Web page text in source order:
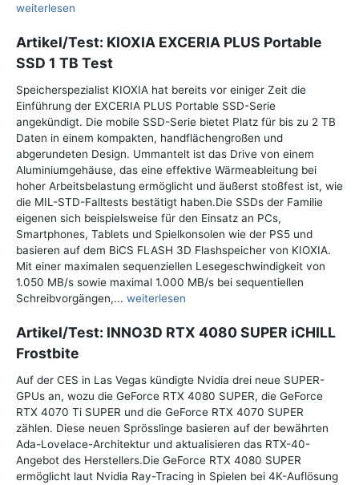
weiterlesen
Artikel/Test: KIOXIA EXCERIA PLUS Portable
SSD 1 TB Test
Speicherspezialist KIOXIA hat bereits vor einiger Zeit die
Einführung der EXCERIA PLUS Portable SSD-Serie
angekündigt. Die mobile SSD-Serie bietet Platz für bis zu 2 TB
Daten in einem kompakten, handflächengroßen und
abgerundeten Design. Ummantelt ist das Drive von einem
Aluminiumgehäuse, das eine effektive Wärmeableitung bei
hoher Arbeitsbelastung ermöglicht und äußerst stoßfest ist, wie
die MIL-STD-Falltests bestätigt haben.Die SSDs der Familie
eigenen sich beispielsweise für den Einsatz an PCs,
Smartphones, Tablets und Spielkonsolen wie der PS5 und
basieren auf dem BiCS FLASH 3D Flashspeicher von KIOXIA.
Mit einer maximalen sequenziellen Lesegeschwindigkeit von
1.050 MB/s sowie maximal 1.000 MB/s bei sequentiellen
Schreibvorgängen,... weiterlesen
Artikel/Test: INNO3D RTX 4080 SUPER iCHILL
Frostbite
Auf der CES in Las Vegas kündigte Nvidia drei neue SUPER-
GPUs an, wozu die GeForce RTX 4080 SUPER, die GeForce
RTX 4070 Ti SUPER und die GeForce RTX 4070 SUPER
zählen. Diese neuen Sprösslinge basieren auf der bewährten
Ada-Lovelace-Architektur und aktualisieren das RTX-40-
Angebot des Herstellers.Die GeForce RTX 4080 SUPER
ermöglicht laut Nvidia Ray-Tracing in Spielen bei 4K-Auflösung